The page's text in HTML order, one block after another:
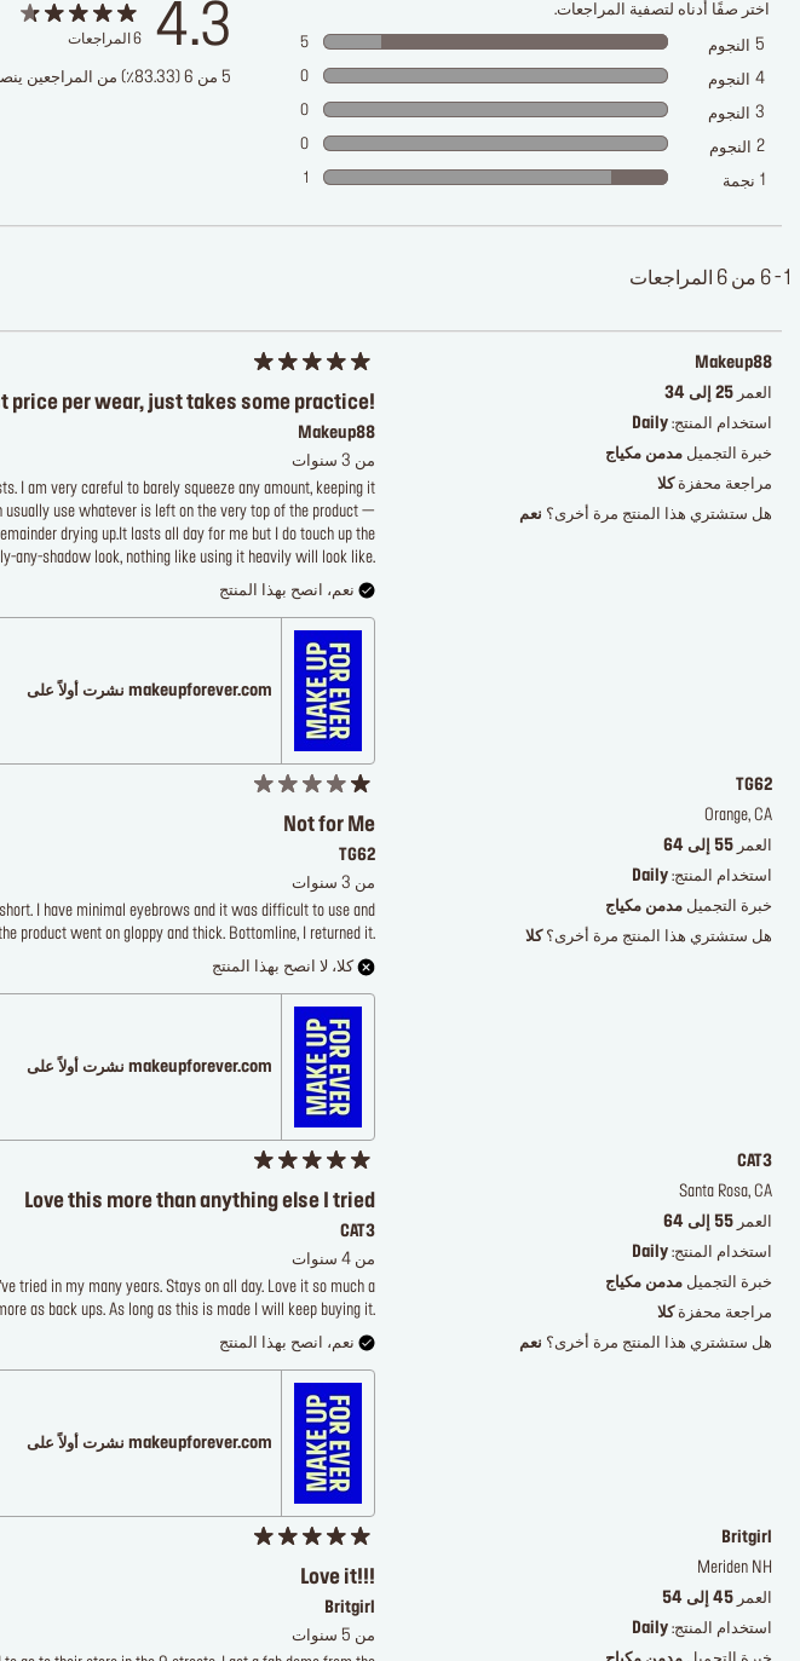
اختر صفًا أدناه لتصفية المراجعات.
5 النجوم 5
4 النجوم 0
3 النجوم 0
2 النجوم 0
1 نجمة 1
4.3
6 المراجعات
5 من 6 (83.33٪) من المراجعين ينصحون بهذا المنتج
1 - 6 من 6 المراجعات
Makeup88
العمر 25 إلى 34
استخدام المنتج: Daily
خبرة التجميل مدمن مكياج
مراجعة محفزةكلا
هل ستشتري هذا المنتج مرة أخرى؟ نعم
price per wear, just takes some practice!
Makeup88
من 3 سنوات
I am very careful to barely squeeze any amount, keeping it
usually use whatever is left on the very top of the product —
drying up.It lasts all day for me but I do touch up the
any-shadow look, nothing like using it heavily will look like.
نعم، انصح بهذا المنتج
makeupforever.com نشرت أولاً على
TG62
Orange, CA
العمر 55 إلى 64
استخدام المنتج: Daily
خبرة التجميل مدمن مكياج
هل ستشتري هذا المنتج مرة أخرى؟كلا
Not for Me
TG62
من 3 سنوات
I have minimal eyebrows and it was difficult to use and
product went on gloppy and thick. Bottomline, I returned it.
كلا، لا انصح بهذا المنتج
makeupforever.com نشرت أولاً على
CAT3
Santa Rosa, CA
العمر 55 إلى 64
استخدام المنتج: Daily
خبرة التجميل مدمن مكياج
مراجعة محفزةكلا
هل ستشتري هذا المنتج مرة أخرى؟ نعم
Love this more than anything else I tried
CAT3
من 4 سنوات
tried in my many years. Stays on all day. Love it so much a
as back ups. As long as this is made I will keep buying it.
نعم، انصح بهذا المنتج
makeupforever.com نشرت أولاً على
Britgirl
Meriden NH
العمر 45 إلى 54
استخدام المنتج: Daily
Love it!!!
Britgirl
من 5 سنوات